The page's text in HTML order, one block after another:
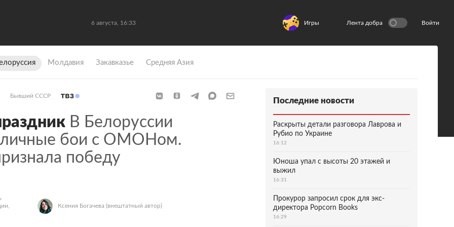
6 августа, 16:33 Игры Лента добра Войти
Молдавия Закавказье Средняя Азия
Бывший СССР
В Белоруссии
бои с ОМОНом.
победу
Ксения Богачева (внештатный автор)
Последние новости
Раскрыты детали разговора Лаврова и
Рубио по Украине
16:12
Юноша упал с высоты 20 этажей и
выжил
16:31
Прокурор запросил срок для экс-
директора Popcorn Books
16:29